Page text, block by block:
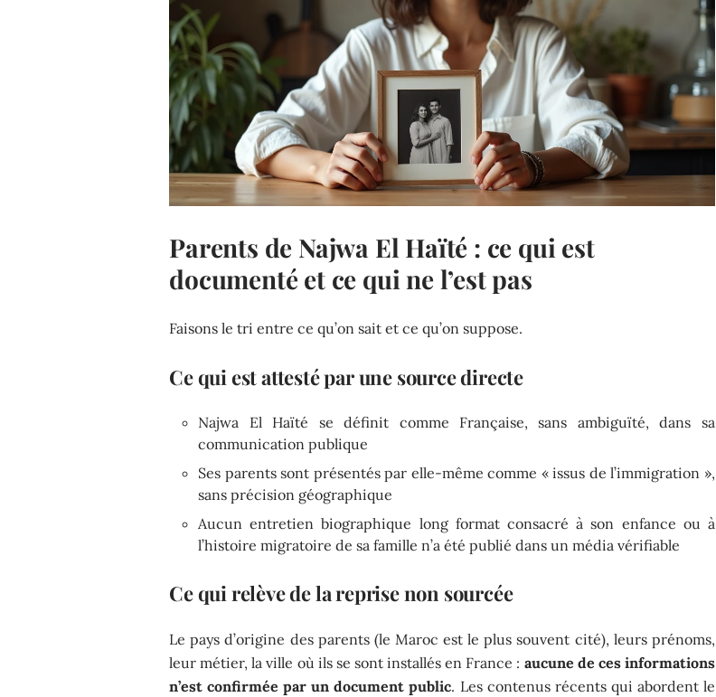
Parents de Najwa El Haïté : ce qui est
documenté et ce qui ne l’est pas
Faisons le tri entre ce qu’on sait et ce qu’on suppose.
Ce qui est attesté par une source directe
Najwa El Haïté se définit comme Française, sans ambiguïté, dans sa
communication publique
Ses parents sont présentés par elle-même comme « issus de l’immigration »,
sans précision géographique
Aucun entretien biographique long format consacré à son enfance ou à
l’histoire migratoire de sa famille n’a été publié dans un média vérifiable
Ce qui relève de la reprise non sourcée
Le pays d’origine des parents (le Maroc est le plus souvent cité), leurs prénoms,
leur métier, la ville où ils se sont installés en France : aucune de ces informations
n’est confirmée par un document public. Les contenus récents qui abordent le